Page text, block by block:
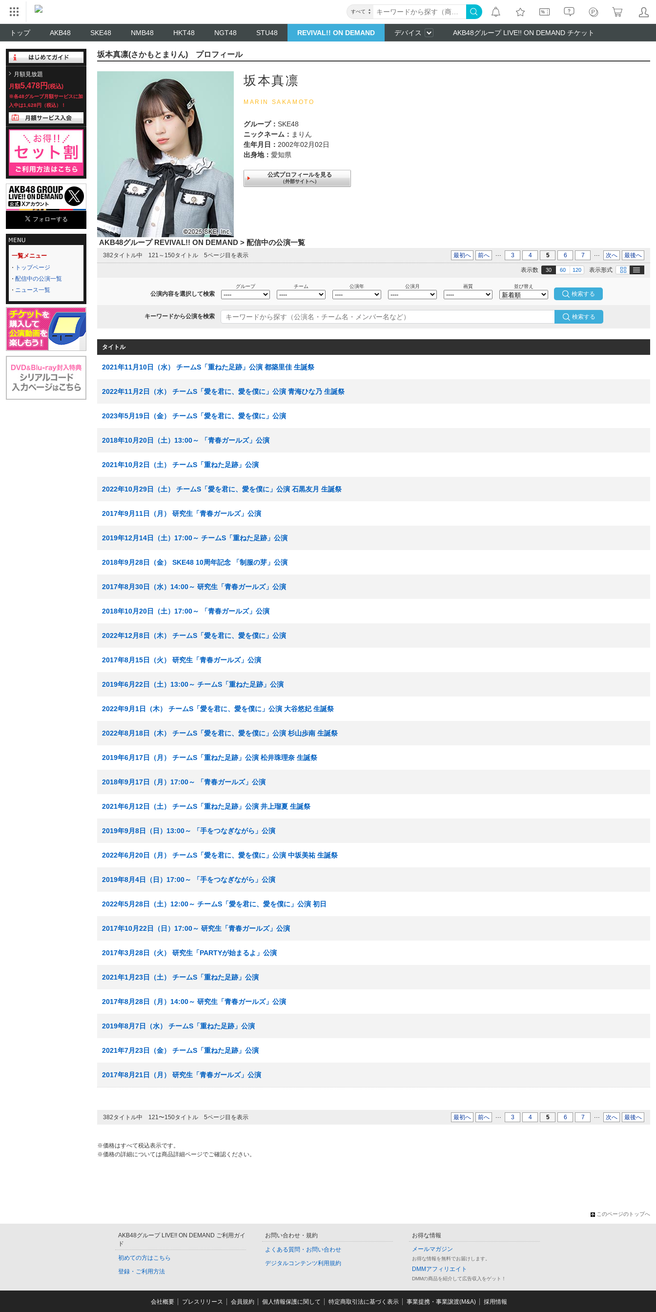
すべて
トップ AKB48 SKE48 NMB48 HKT48 NGT48 STU48 REVIVAL!! ON DEMAND デバイス AKB48グループ LIVE!! ON DEMAND チケット
月額見放題
月額5,478円 (税込)
※各48グループ月額サービスに加
入中は1,628円（税込）！
一覧メニュー
トップページ
配信中の公演一覧
ニュース一覧
坂本真凛(さかもとまりん) プロフィール
坂本真凛
MARIN SAKAMOTO
グループ： SKE48
ニックネーム： まりん
生年月日： 2002年02月02日
出身地： 愛知県
公式プロフィールを見る
（外部サイトへ）
AKB48グループ REVIVAL!! ON DEMAND > 配信中の公演一覧
382タイトル中 121～150タイトル 5ページ目を表示 最初へ 前へ ... 3 4 5 6 7 ... 次へ 最後へ
表示形式 画像
表示数 30 60 120
公演内容を選択して検索
グループ チーム 公演年 公演月 画質 並び替え
キーワードから公演を検索 検索する
タイトル
2021年11月10日（水） チームS「重ねた足跡」公演 都築里佳 生誕祭
2022年11月2日（水） チームS「愛を君に、愛を僕に」公演 青海ひな乃 生誕祭
2023年5月19日（金） チームS「愛を君に、愛を僕に」公演
2018年10月20日（土）13:00～ 「青春ガールズ」公演
2021年10月2日（土） チームS「重ねた足跡」公演
2022年10月29日（土） チームS「愛を君に、愛を僕に」公演 石黒友月 生誕祭
2017年9月11日（月） 研究生「青春ガールズ」公演
2019年12月14日（土）17:00～ チームS「重ねた足跡」公演
2018年9月28日（金） SKE48 10周年記念 「制服の芽」公演
2017年8月30日（水）14:00～ 研究生「青春ガールズ」公演
2018年10月20日（土）17:00～ 「青春ガールズ」公演
2022年12月8日（木） チームS「愛を君に、愛を僕に」公演
2017年8月15日（火） 研究生「青春ガールズ」公演
2019年6月22日（土）13:00～ チームS「重ねた足跡」公演
2022年9月1日（木） チームS「愛を君に、愛を僕に」公演 大谷悠妃 生誕祭
2022年8月18日（木） チームS「愛を君に、愛を僕に」公演 杉山歩南 生誕祭
2019年6月17日（月） チームS「重ねた足跡」公演 松井珠理奈 生誕祭
2018年9月17日（月）17:00～ 「青春ガールズ」公演
2021年6月12日（土） チームS「重ねた足跡」公演 井上瑠夏 生誕祭
2019年9月8日（日）13:00～ 「手をつなぎながら」公演
2022年6月20日（月） チームS「愛を君に、愛を僕に」公演 中坂美祐 生誕祭
2019年8月4日（日）17:00～ 「手をつなぎながら」公演
2022年5月28日（土）12:00～ チームS「愛を君に、愛を僕に」公演 初日
2017年10月22日（日）17:00～ 研究生「青春ガールズ」公演
2017年3月28日（火） 研究生「PARTYが始まるよ」公演
2021年1月23日（土） チームS「重ねた足跡」公演
2017年8月28日（月）14:00～ 研究生「青春ガールズ」公演
2019年8月7日（水） チームS「重ねた足跡」公演
2021年7月23日（金） チームS「重ねた足跡」公演
2017年8月21日（月） 研究生「青春ガールズ」公演
382タイトル中 121〜150タイトル 5ページ目を表示 最初へ 前へ ... 3 4 5 6 7 ... 次へ 最後へ
※価格はすべて税込表示です。
※価格の詳細については商品詳細ページでご確認ください。
このページのトップへ
AKB48グループ LIVE!! ON DEMAND ご利用ガイ
ド
初めての方はこちら
登録・ご利用方法
お問い合わせ・規約
よくある質問・お問い合わせ
デジタルコンテンツ利用規約
お得な情報
メールマガジン
お得な情報を無料でお届けします。
DMMアフィリエイト
DMMの商品を紹介して広告収入をゲット！
会社概要 プレスリリース 会員規約 個人情報保護に関して 特定商取引法に基づく表示 事業提携・事業譲渡(M&A) 採用情報